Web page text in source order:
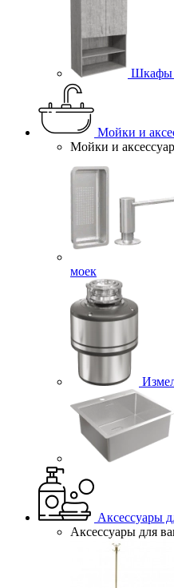
Шкафы
Мойки и
Мойки и
моек
Аксессуары
Аксессуары для